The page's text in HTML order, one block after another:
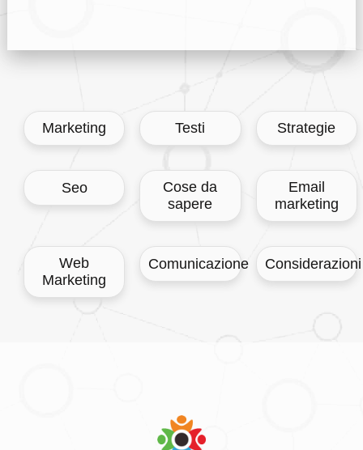
Marketing Testi Strategie
Seo
Cose da
sapere
Email
marketing
Web
Marketing
Comunicazione Considerazioni